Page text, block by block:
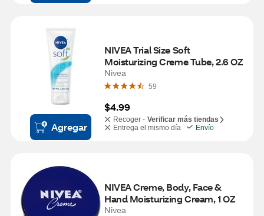
Agregar
NIVEA Trial Size Soft
Moisturizing Creme Tube, 2.6 OZ
Nivea
59
$4.99
Recoger - Verificar más tiendas
Entrega el mismo día
Envío
NIVEA Creme, Body, Face &
Hand Moisturizing Cream, 1 OZ
Nivea